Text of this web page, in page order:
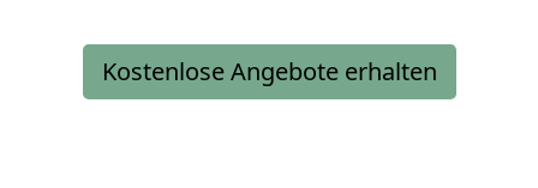
Kostenlose Angebote erhalten